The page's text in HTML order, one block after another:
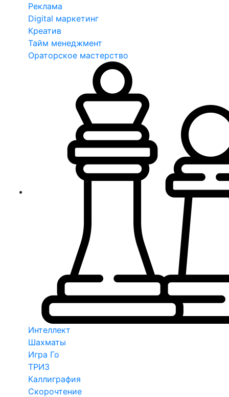
Реклама
Digital маркетинг
Креатив
Тайм менеджмент
Ораторское мастерство
Интеллект
Шахматы
Игра Го
ТРИЗ
Каллиграфия
Скорочтение